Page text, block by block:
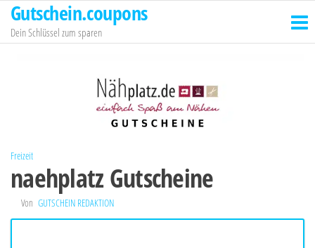
Zum
Inhalt
springen
Gutschein.coupons
Dein Schlüssel zum sparen
Freizeit
naehplatz Gutscheine
Von GUTSCHEIN REDAKTION